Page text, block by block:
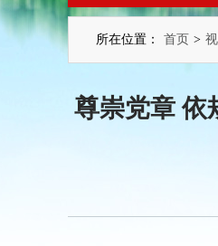
所在位置： 首页 >
尊崇党章